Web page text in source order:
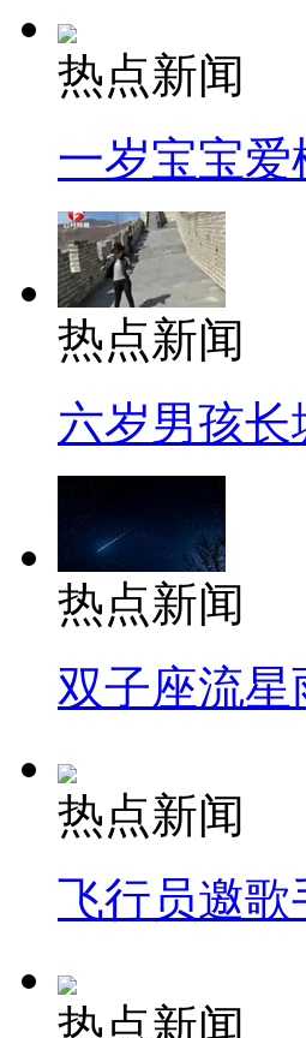
热点新闻
一岁宝宝
热点新闻
六岁男孩
热点新闻
双子座流星
热点新闻
飞行员邀
热点新闻